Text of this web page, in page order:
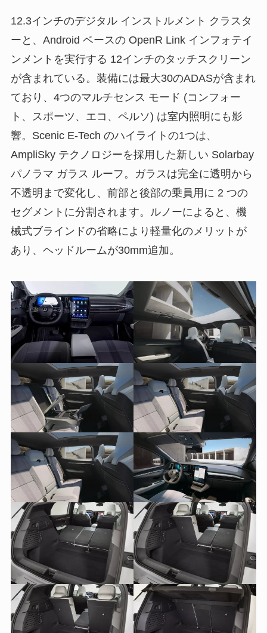
12.3インチのデジタル インストルメント クラスタ
ーと、Android ベースの OpenR Link インフォテイ
ンメントを実行する 12インチのタッチスクリーン
が含まれている。装備には最大30のADASが含まれ
ており、4つのマルチセンス モード (コンフォー
ト、スポーツ、エコ、ペルソ) は室内照明にも影
響。Scenic E-Tech のハイライトの1つは、
AmpliSky テクノロジーを採用した新しい Solarbay
パノラマ ガラス ルーフ。ガラスは完全に透明から
不透明まで変化し、前部と後部の乗員用に 2 つの
セグメントに分割されます。ルノーによると、機
械式ブラインドの省略により軽量化のメリットが
あり、ヘッドルームが30mm追加。